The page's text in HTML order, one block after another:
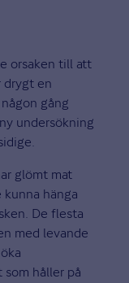
orsaken till att
drygt en
gång
undersökning
glömt mat
hänga
De flesta
med levande
håller på